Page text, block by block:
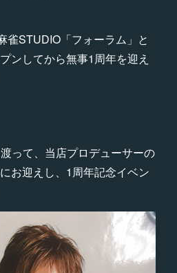
雀STUDIO「フォーラム」と
ンしてから無事1周年を迎え
って、当店プロデューサーの
お迎えし、1周年記念イベン